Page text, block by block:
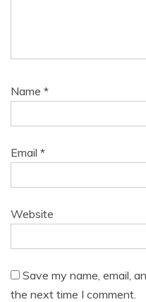
Name *
Email *
Website
Save my name, email,
the next time I comment.